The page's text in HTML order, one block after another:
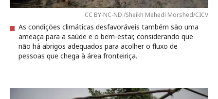
CC BY-NC-ND /Sheikh Mehedi Morshed/CICV
As condições climáticas desfavoráveis também são uma
ameaça para a saúde e o bem-estar, considerando que
não há abrigos adequados para acolher o fluxo de
pessoas que chega à área fronteiriça.